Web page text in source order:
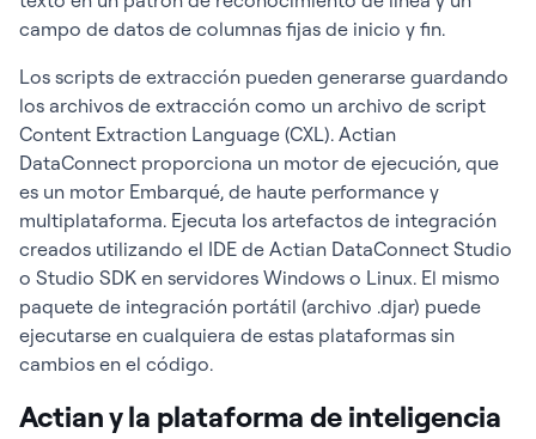
campo de datos de columnas fijas de inicio y fin.
Los scripts de extracción pueden generarse guardando
los archivos de extracción como un archivo de script
Content Extraction Language (CXL). Actian
DataConnect proporciona un motor de ejecución, que
es un motor Embarqué, de haute performance y
multiplataforma. Ejecuta los artefactos de integración
creados utilizando el IDE de Actian DataConnect Studio
o Studio SDK en servidores Windows o Linux. El mismo
paquete de integración portátil (archivo .djar) puede
ejecutarse en cualquiera de estas plataformas sin
cambios en el código.
Actian y la plataforma de inteligencia